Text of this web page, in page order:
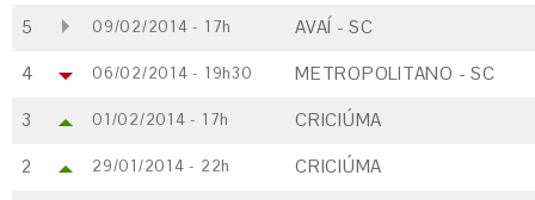
5 09/02/2014 - 17h AVAÍ - SC
4 06/02/2014 - 19h30 METROPOLITANO - SC
3 01/02/2014 - 17h CRICIÚMA
2 29/01/2014 - 22h CRICIÚMA